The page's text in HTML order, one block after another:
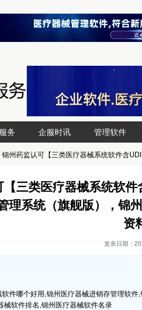
务 企服时讯 管理软件
锦州药监认可【三类医疗器械系统软件含
三类医疗器械系统软
理系统（旗舰版），锦
资
发表日期：
件哪个好用,锦州医疗器械进销存管理软
械软件排名,锦州医疗器械软件名录